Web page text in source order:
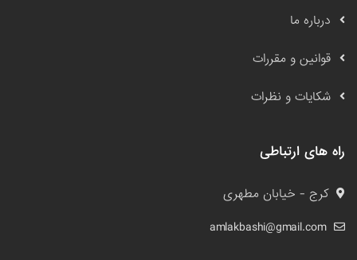
درباره ما
قوانین و مقررات
شکایات و نظرات
راه های ارتباطی
کرج - خیابان مطهری
amlakbashi@gmail.com